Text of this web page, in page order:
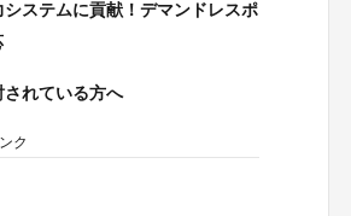
システムに貢献！デマンドレスポ
されている方へ
ク